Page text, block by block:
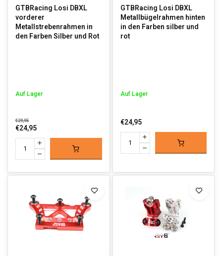
GTBRacing Losi DBXL
vorderer
Metallstrebenrahmen in
den Farben Silber und Rot
Auf Lager
€29,95
€24,95
GTBRacing Losi DBXL
Metallbügelrahmen hinten
in den Farben silber und
rot
Auf Lager
€24,95